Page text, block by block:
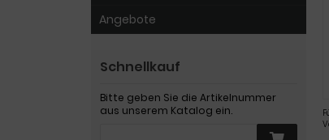
Angebote
Schnellkauf
Bitte geben Sie die Artikelnummer
aus unserem Katalog ein.